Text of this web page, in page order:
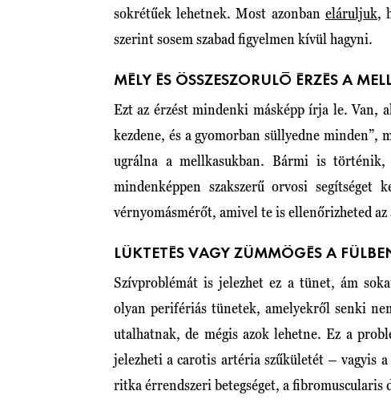
sokrétűek lehetnek. Most azonban eláruljuk,
szerint sosem szabad figyelmen kívül hagyni.
MÉLY ÉS ÖSSZESZORULÓ ÉRZÉS A
Ezt az érzést mindenki másképp írja le.
kezdene, és a gyomorban süllyedne minden”,
ugrálna a mellkasukban. Bármi is
mindenképpen szakszerű orvosi
vérnyomásmérőt, amivel te is ellenőrizheted
LÜKTETÉS VAGY ZÜMMÖGÉS A
Szívproblémát is jelezhet ez a tünet, ám
olyan perifériás tünetek, amelyekről senki
utalhatnak, de mégis azok lehetne. Ez a
jelezheti a carotis artéria szűkületét – vagyis
ritka érrendszeri betegséget, a fibromuscularis